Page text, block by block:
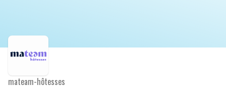
mateam-hôtesses